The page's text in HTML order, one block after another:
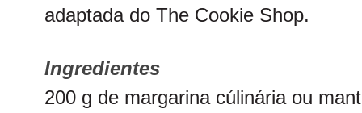
adaptada do The Cookie Shop.
Ingredientes
200 g de margarina cúlinária ou